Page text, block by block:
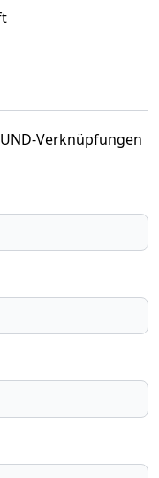
Verknüpfungen